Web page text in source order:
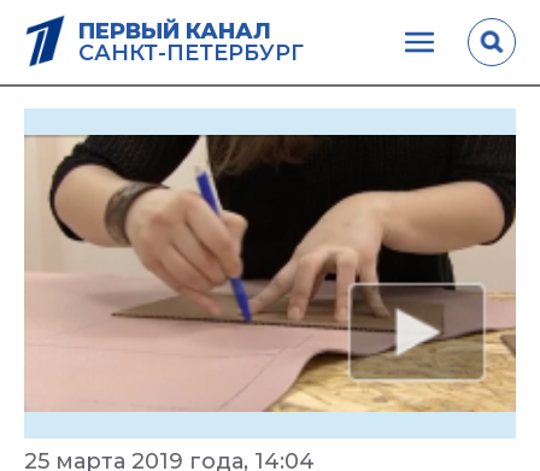
ПЕРВЫЙ КАНАЛ
САНКТ-ПЕТЕРБУРГ
25 марта 2019 года, 14:04